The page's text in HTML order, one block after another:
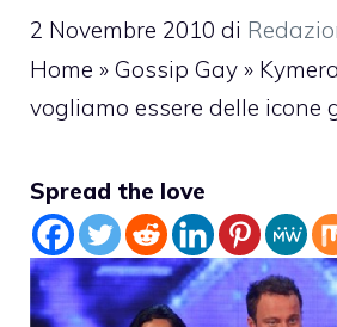
2 Novembre 2010 di
Home » Gossip Gay »
vogliamo essere delle icone
Spread the love